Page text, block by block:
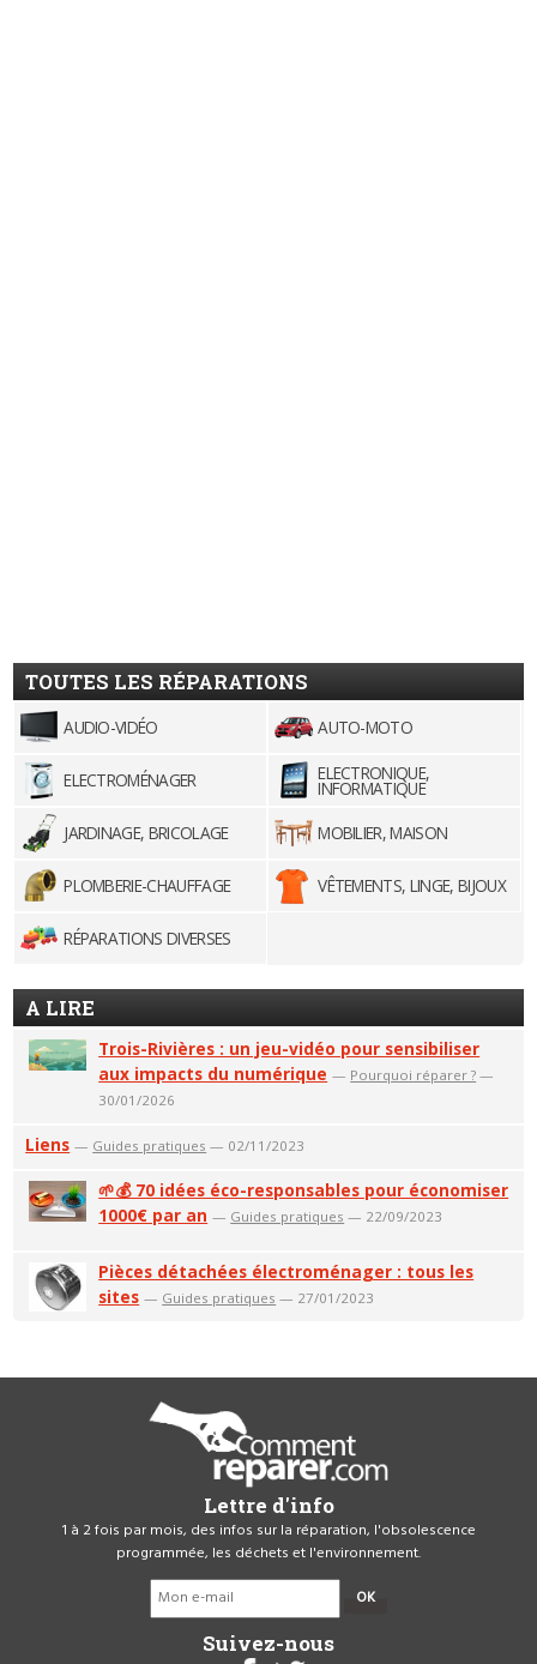
TOUTES LES RÉPARATIONS
AUDIO-VIDÉO AUTO-MOTO
ELECTROMÉNAGER ELECTRONIQUE,
INFORMATIQUE
JARDINAGE, BRICOLAGE
MOBILIER, MAISON
PLOMBERIE-CHAUFFAGE VÊTEMENTS, LINGE, BIJOUX
RÉPARATIONS DIVERSES
A LIRE
Trois-Rivières : un jeu-vidéo pour sensibiliser
aux impacts du numérique — Pourquoi réparer ? —
30/01/2026
Liens — Guides pratiques — 02/11/2023
🌱💰 70 idées éco-responsables pour économiser
1000€ par an — Guides pratiques — 22/09/2023
Pièces détachées électroménager : tous les
sites — Guides pratiques — 27/01/2023
Lettre d'info
1 à 2 fois par mois, des infos sur la réparation, l'obsolescence
programmée, les déchets et l'environnement.
OK
Suivez-nous